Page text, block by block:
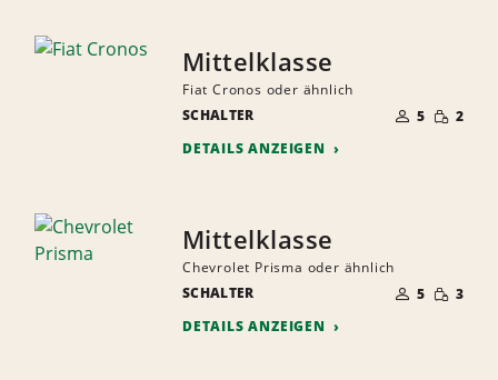
Mittelklasse
Fiat Cronos oder ähnlich
SCHALTER
DER
MITFAHRER
5 GERINGE
MENGE
2
DETAILS ANZEIGEN
Mittelklasse
Chevrolet Prisma oder ähnlich
SCHALTER
DER
MITFAHRER
5 GERINGE
MENGE
3
DETAILS ANZEIGEN